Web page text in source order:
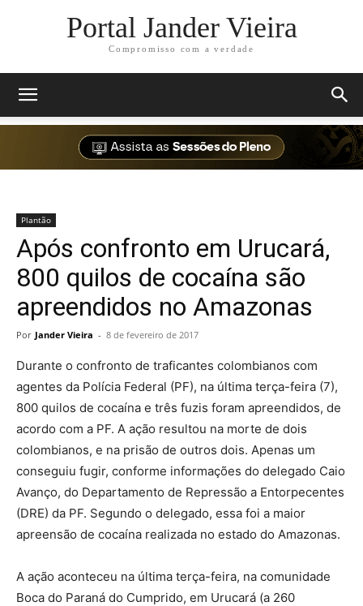
Portal Jander Vieira
Compromisso com a verdade
Plantão
Após confronto em Urucará,
800 quilos de cocaína são
apreendidos no Amazonas
Por Jander Vieira - 8 de fevereiro de 2017
Durante o confronto de traficantes colombianos com
agentes da Polícia Federal (PF), na última terça-feira (7),
800 quilos de cocaína e três fuzis foram apreendidos, de
acordo com a PF. A ação resultou na morte de dois
colombianos, e na prisão de outros dois. Apenas um
conseguiu fugir, conforme informações do delegado Caio
Avanço, do Departamento de Repressão a Entorpecentes
(DRE) da PF. Segundo o delegado, essa foi a maior
apreensão de cocaína realizada no estado do Amazonas.
A ação aconteceu na última terça-feira, na comunidade
Boca do Paraná do Cumprido, em Urucará (a 260